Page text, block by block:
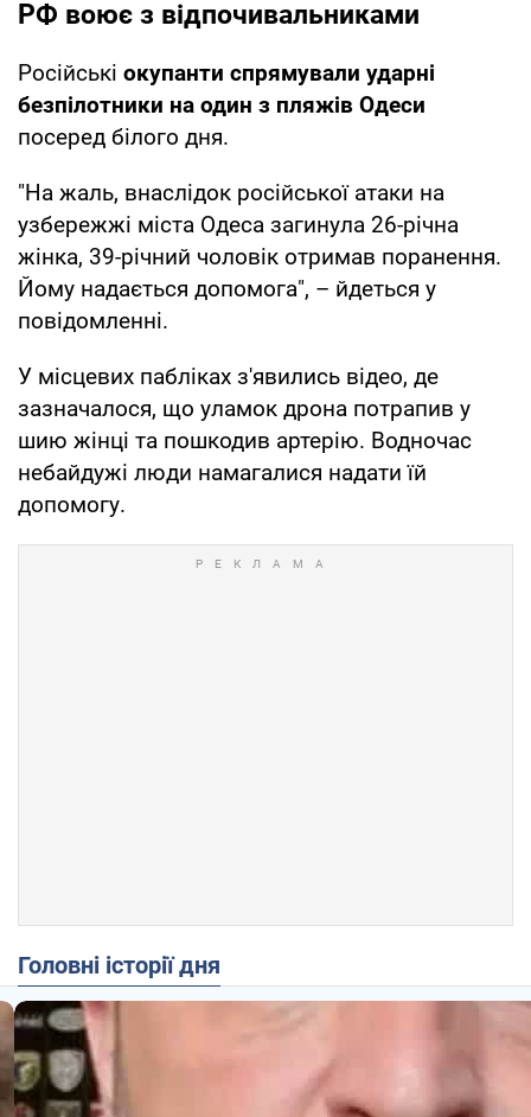
РФ воює з відпочивальниками
Російські окупанти спрямували ударні
безпілотники на один з пляжів Одеси
посеред білого дня.
"На жаль, внаслідок російської атаки на
узбережжі міста Одеса загинула 26-річна
жінка, 39-річний чоловік отримав поранення.
Йому надається допомога", – йдеться у
повідомленні.
У місцевих пабліках з'явились відео, де
зазначалося, що уламок дрона потрапив у
шию жінці та пошкодив артерію. Водночас
небайдужі люди намагалися надати їй
допомогу.
Головні історії дня